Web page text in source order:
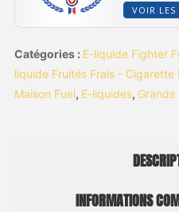
VOIR LES
Catégories : E-liquide Fighter
liquide Fruités Frais - Cigarette
Maison Fuel, E-liquides, Grands
INFORMATIONS